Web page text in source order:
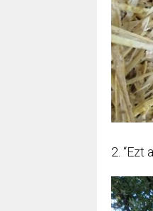
2. “Ezt